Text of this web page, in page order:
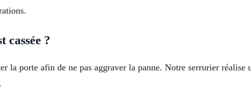
cassée ?
la porte afin de ne pas aggraver la panne. Notre serrurier